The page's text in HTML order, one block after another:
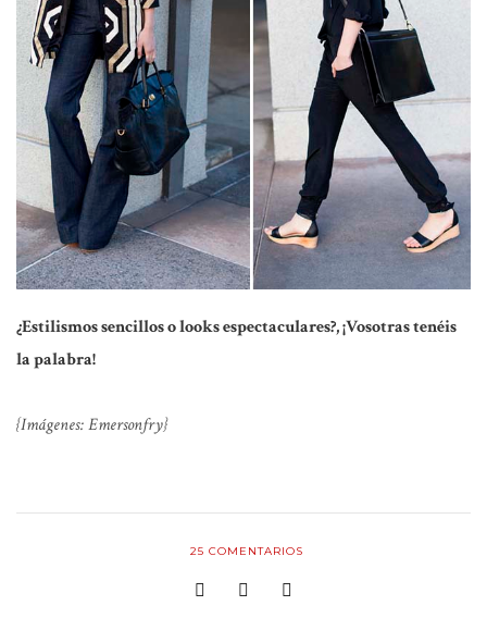
¿Estilismos sencillos o looks espectaculares?, ¡Vosotras tenéis
la palabra!
{Imágenes: Emersonfry}
25 COMENTARIOS